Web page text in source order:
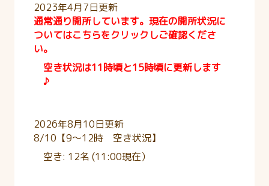
2023年4月7日更新
通常通り開所しています。現在の開所状況に
ついてはこちらをクリックしご確認くださ
い。
空き状況は11時頃と15時頃に更新します
♪
2026年8月10日更新
8/10【9～12時 空き状況】
空き: 12名 (11:00現在）